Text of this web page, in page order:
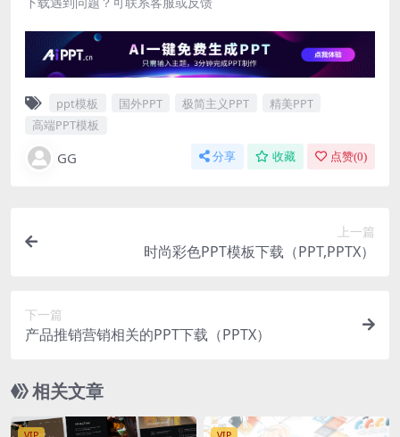
ppt模板 国外PPT 极简主义PPT
精美PPT
高端PPT模板
GG 分享 收藏 点赞(0)
上一篇
时尚彩色PPT模板下载（PPT,PPTX）
下一篇
产品推销营销相关的PPT下载（PPTX）
相关文章